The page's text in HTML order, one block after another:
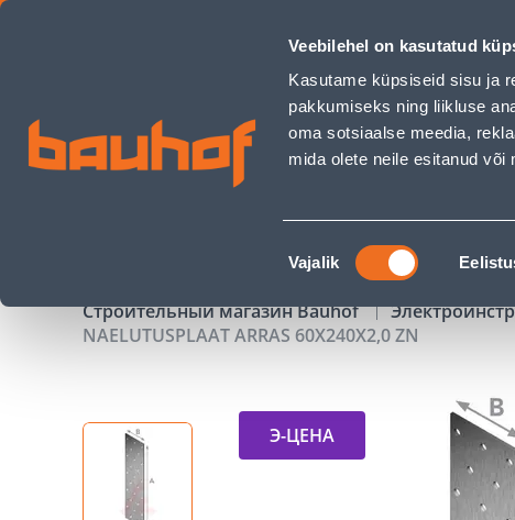
Veebilehel on kasutatud
Kasutame küpsiseid sisu ja
pakkumiseks ning liikluse
oma sotsiaalse meedia,
mida olete neile esitanud või
Nõusoleku
valik
Vajalik
NAELUTUSPLAAT ARRAS 60X240X2,0 ZN - Bauhof has loaded
Обслуживание бизнес-клиентов
АКЦИИ
Строительный магазин Bauhof
NAELUTUSPLAAT ARRAS 60X240X2,0 ZN
Э-ЦЕНА